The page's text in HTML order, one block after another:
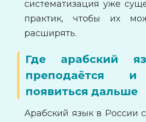
систематизация уже
практик, чтобы их
расширять.
Где арабский
преподаётся
появиться дальше
Арабский язык в России